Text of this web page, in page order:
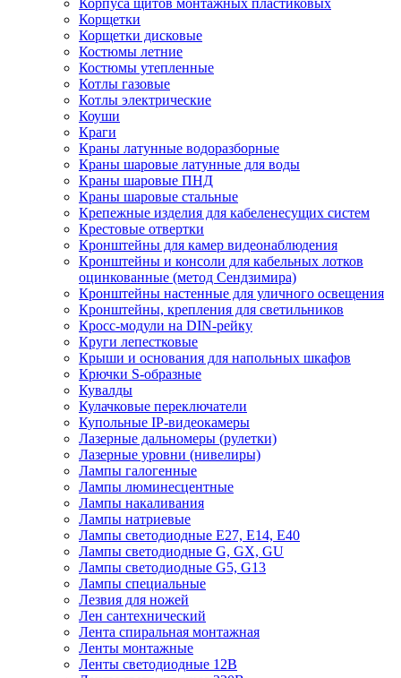
Корщетки
Корщетки дисковые
Костюмы летние
Костюмы утепленные
Котлы газовые
Котлы электрические
Коуши
Краги
Краны латунные водоразборные
Краны шаровые латунные для воды
Краны шаровые ПНД
Краны шаровые стальные
Крепежные изделия для кабеленесущих систем
Крестовые отвертки
Кронштейны для камер видеонаблюдения
Кронштейны и консоли для кабельных лотков
оцинкованные (метод Сендзимира)
Кронштейны настенные для уличного освещения
Кронштейны, крепления для светильников
Кросс-модули на DIN-рейку
Круги лепестковые
Крыши и основания для напольных шкафов
Крючки S-образные
Кувалды
Кулачковые переключатели
Купольные IP-видеокамеры
Лазерные дальномеры (рулетки)
Лазерные уровни (нивелиры)
Лампы галогенные
Лампы люминесцентные
Лампы накаливания
Лампы натриевые
Лампы светодиодные E27, E14, E40
Лампы светодиодные G, GX, GU
Лампы светодиодные G5, G13
Лампы специальные
Лезвия для ножей
Лен сантехнический
Лента спиральная монтажная
Ленты монтажные
Ленты светодиодные 12В